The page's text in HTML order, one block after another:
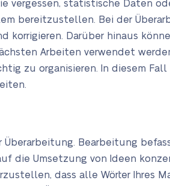
vergessen, statistische Daten
bereitzustellen. Bei der
Darüber hinaus
Arbeiten verwendet
zu organisieren. In diesem
Bearbeitung
die Umsetzung von Ideen
dass alle Wörter Ihres